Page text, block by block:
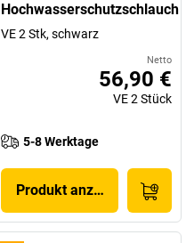
Hochwasserschutzschlauch
VE 2 Stk, schwarz
Netto
56,90 €
VE2 Stück
5-8 Werktage
Produkt anzeigen